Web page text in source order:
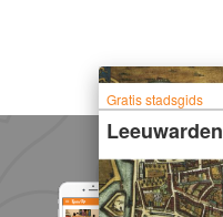
Gratis stadsgids
Leeuwarden